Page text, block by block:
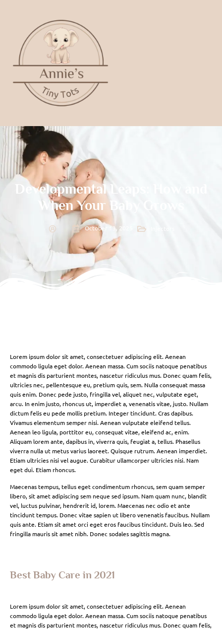
Developmental Leaps: How and
When Your Baby Grows
October 13, 2025
Lorem ipsum dolor sit amet, consectetuer adipiscing elit. Aenean
commodo ligula eget dolor. Aenean massa. Cum sociis natoque penatibus
et magnis dis parturient montes, nascetur ridiculus mus. Donec quam felis,
ultricies nec, pellentesque eu, pretium quis, sem. Nulla consequat massa
quis enim. Donec pede justo, fringilla vel, aliquet nec, vulputate eget,
arcu. In enim justo, rhoncus ut, imperdiet a, venenatis vitae, justo. Nullam
dictum felis eu pede mollis pretium. Integer tincidunt. Cras dapibus.
Vivamus elementum semper nisi. Aenean vulputate eleifend tellus.
Aenean leo ligula, porttitor eu, consequat vitae, eleifend ac, enim.
Aliquam lorem ante, dapibus in, viverra quis, feugiat a, tellus. Phasellus
viverra nulla ut metus varius laoreet. Quisque rutrum. Aenean imperdiet.
Etiam ultricies nisi vel augue. Curabitur ullamcorper ultricies nisi. Nam
eget dui. Etiam rhoncus.
Maecenas tempus, tellus eget condimentum rhoncus, sem quam semper
libero, sit amet adipiscing sem neque sed ipsum. Nam quam nunc, blandit
vel, luctus pulvinar, hendrerit id, lorem. Maecenas nec odio et ante
tincidunt tempus. Donec vitae sapien ut libero venenatis faucibus. Nullam
quis ante. Etiam sit amet orci eget eros faucibus tincidunt. Duis leo. Sed
fringilla mauris sit amet nibh. Donec sodales sagittis magna.
Best Baby Care in 2021
Lorem ipsum dolor sit amet, consectetuer adipiscing elit. Aenean
commodo ligula eget dolor. Aenean massa. Cum sociis natoque penatibus
et magnis dis parturient montes, nascetur ridiculus mus. Donec quam felis,